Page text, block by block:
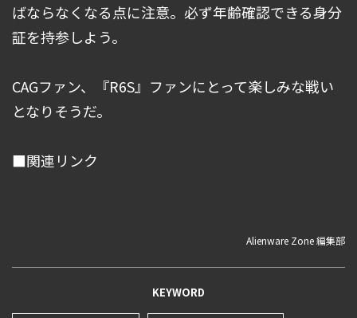
ばならなくなる点に注意。必ず年齢確認できる身分
証を持参しよう。
CAGファン、『R6S』ファンにとって楽しみな戦い
となりそうだ。
■関連リンク
Alienware Zone 編集部
KEYWORD